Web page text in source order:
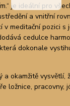
je ideální pro
a vnitřní
v meditační pozici s
cedulce
dokonale
a okamžitě vysvětlí,
ložnice, pracovny,